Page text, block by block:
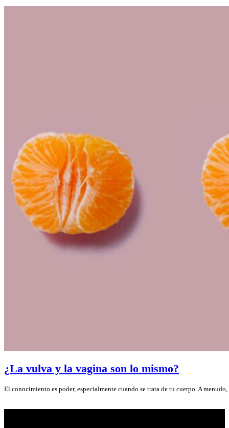
¿La vulva y la vagina son lo mismo?
El conocimiento es poder, especialmente cuando se trata de tu cuerpo. A